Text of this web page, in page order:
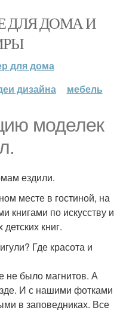
ДЛЯ ДОМА И
для дома
дизайна мебель
моделек
ездили.
месте в гостиной, на
книгами по искусству и
книг.
Где красота и
не было магнитов. А
И с нашими фотками
в заповедниках. Все